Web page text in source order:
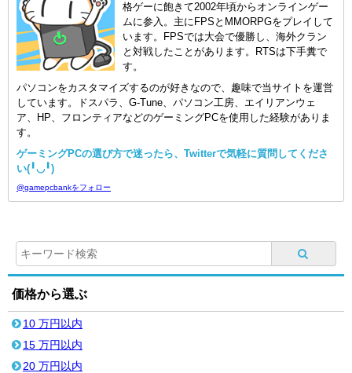
格ゲーに飽きて2002年頃からオンラインゲー
ムに参入。主にFPSとMMORPGをプレイして
います。FPSでは大会で優勝し、海外クラン
と対戦したことがあります。RTSは下手糞で
す。
パソコンをカスタマイズするのが好きなので、趣味で当サイトを運営
しています。ドスパラ、G-Tune、パソコン工房、エイリアンウェ
ア、HP、フロンティアなどのゲーミングPCを使用した経験がありま
す。
ゲーミングPCの選び方で迷ったら、Twitterで気軽に質問してくださ
い(╹◡╹)
@gamepcbankをフォロー
価格から選ぶ
10 万円以内
15 万円以内
20 万円以内